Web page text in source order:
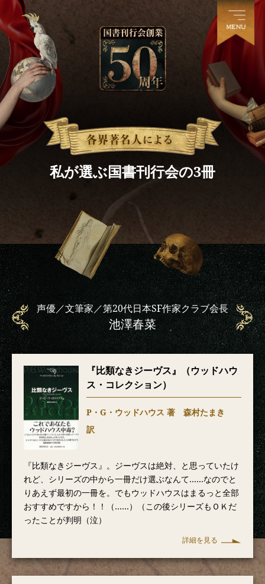
私が選ぶ国書刊行会の3冊
声優／文筆家／第20代日本SF作家クラブ会長
池澤春菜
『比類なきジーヴス』（ウッドハウ
ス・コレクション）
P・G・ウッドハウス 著 森村たまき
訳
『比類なきジーヴス』。ジーヴスは絶対、と思っていたけ
れど、シリーズの中から一冊だけ選ぶなんて……なのでと
りあえず最初の一冊を。でもウッドハウスはまるっと全部
おすすめですから！！（……）（この後シリーズもＯＫだ
ったことが判明（泣）
詳細を見る